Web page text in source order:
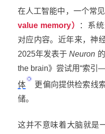
在人工智能中，一个常
value memory）
：系
对应内容。近年来，神
2025年发表于Neuron
the brain》尝试用“索引
体
更偏向提供检索线
储。
这并不意味着大脑就是